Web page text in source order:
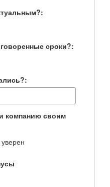
сроки?:
компанию своим